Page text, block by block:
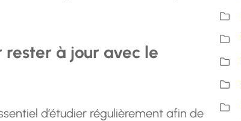
à jour avec le
d’étudier régulièrement afin de